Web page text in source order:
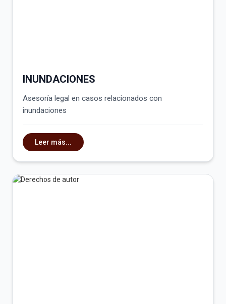
INUNDACIONES
Asesoría legal en casos relacionados con
inundaciones
Leer más...